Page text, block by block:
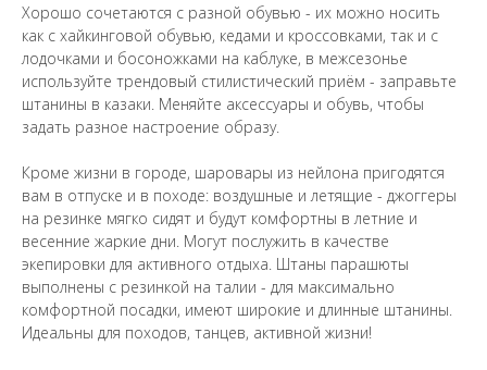
Хорошо сочетаются с разной обувью - их можно носить
как с хайкинговой обувью, кедами и кроссовками, так и с
лодочками и босоножками на каблуке, в межсезонье
используйте трендовый стилистический приём - заправьте
штанины в казаки. Меняйте аксессуары и обувь, чтобы
задать разное настроение образу.
Кроме жизни в городе, шаровары из нейлона пригодятся
вам в отпуске и в походе: воздушные и летящие - джоггеры
на резинке мягко сидят и будут комфортны в летние и
весенние жаркие дни. Могут послужить в качестве
экепировки для активного отдыха. Штаны парашюты
выполнены с резинкой на талии - для максимально
комфортной посадки, имеют широкие и длинные штанины.
Идеальны для походов, танцев, активной жизни!